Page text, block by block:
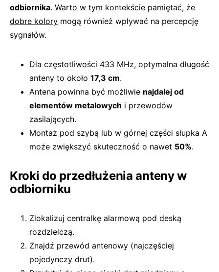
odbiornika. Warto w tym kontekście pamiętać, że
dobre kolory mogą również wpływać na percepcję
sygnałów.
Dla częstotliwości 433 MHz, optymalna długość
anteny to około 17,3 cm.
Antena powinna być możliwie najdalej od
elementów metalowych i przewodów
zasilających.
Montaż pod szybą lub w górnej części słupka A
może zwiększyć skuteczność o nawet 50%.
Kroki do przedłużenia anteny w
odbiorniku
Zlokalizuj centralkę alarmową pod deską
rozdzielczą.
Znajdź przewód antenowy (najczęściej
pojedynczy drut).